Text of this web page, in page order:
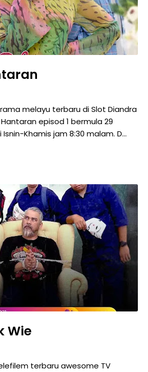
melayu terbaru di Slot Diandra
Hantaran episod 1 bermula 29
Isnin-Khamis jam 8:30 malam. D…
Wie
terbaru awesome TV